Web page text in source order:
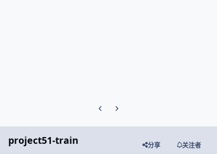
Previous carousel slide
Next carousel slide
project51-train 分享
关注者